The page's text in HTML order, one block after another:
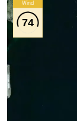
Wind
74